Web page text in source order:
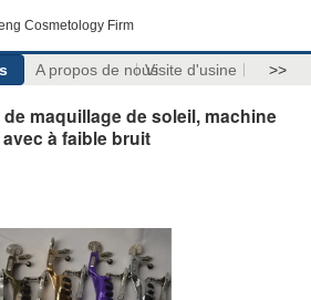
Cosmetology Firm
A propos de nousVisite d'usine >>
maquillage de soleil, machine
à faible bruit